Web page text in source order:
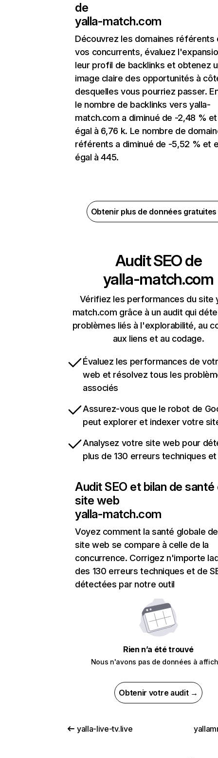
de
yalla-match.com
Découvrez les domaines référents
vos concurrents, évaluez
leur profil de backlinks et obtenez
image claire des opportunités à
desquelles vous pourriez passer.
le nombre de backlinks vers yalla-
match.com a diminué de -2,48 %
égal à 6,76 k. Le nombre de
référents a diminué de -5,52 % et
égal à 445.
Obtenir plus de données
Audit SEO de
yalla-match.com
Vérifiez les performances du site
match.com grâce à un audit qui
problèmes liés à l'explorabilité, au
aux liens et au codage.
Évaluez les performances de
web et résolvez tous les
associés
Assurez-vous que le robot de
peut explorer et indexer votre
Analysez votre site web pour
plus de 130 erreurs techniques et
Audit SEO et bilan de santé
site web
yalla-match.com
Voyez comment la santé globale
site web se compare à celle de la
concurrence. Corrigez n'importe
des 130 erreurs techniques et de
détectées par notre outil
Rien n’a été trouvé
Nous n'avons pas de données à
Obtenir votre audit →
yalla-live-tv.live